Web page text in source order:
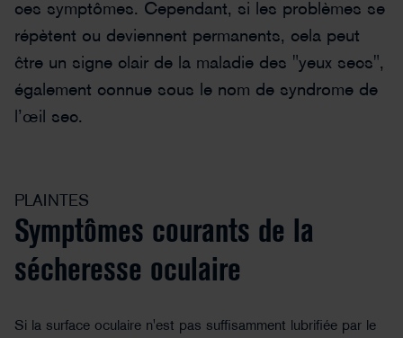
ces symptômes. Cependant, si les problèmes se
répètent ou deviennent permanents, cela peut
être un signe clair de la maladie des "yeux secs",
également connue sous le nom de syndrome de
l’œil sec.
PLAINTES
Symptômes courants de la
sécheresse oculaire
Si la surface oculaire n'est pas suffisamment lubrifiée par le